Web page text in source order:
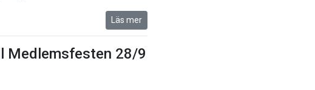
Läs mer
Medlemsfesten 28/9